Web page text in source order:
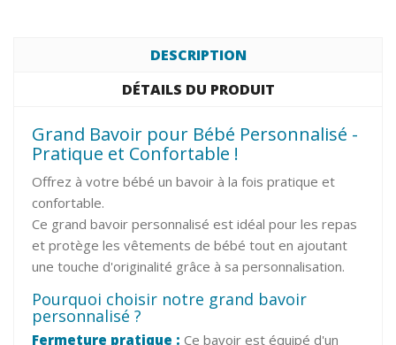
DESCRIPTION
DÉTAILS DU PRODUIT
Grand Bavoir pour Bébé Personnalisé -
Pratique et Confortable !
Offrez à votre bébé un bavoir à la fois pratique et
confortable.
Ce grand bavoir personnalisé est idéal pour les repas
et protège les vêtements de bébé tout en ajoutant
une touche d'originalité grâce à sa personnalisation.
Pourquoi choisir notre grand bavoir
personnalisé ?
Fermeture pratique : Ce bavoir est équipé d'un